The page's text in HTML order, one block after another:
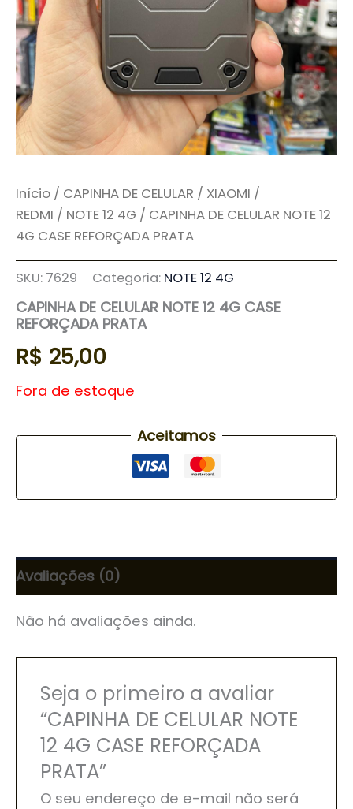
Início / CAPINHA DE CELULAR / XIAOMI /
REDMI / NOTE 12 4G / CAPINHA DE CELULAR NOTE 12
4G CASE REFORÇADA PRATA
SKU: 7629 Categoria: NOTE 12 4G
CAPINHA DE CELULAR NOTE 12 4G CASE
REFORÇADA PRATA
R$ 25,00
Fora de estoque
Aceitamos
Avaliações (0)
Não há avaliações ainda.
Seja o primeiro a avaliar
“CAPINHA DE CELULAR NOTE
12 4G CASE REFORÇADA
PRATA”
O seu endereço de e-mail não será